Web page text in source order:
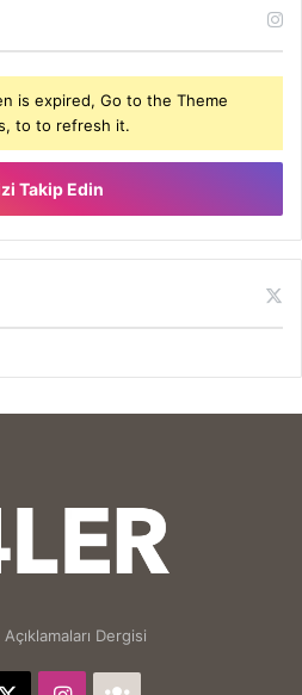
is expired, Go to the Theme
to to refresh it.
Takip Edin
Dergisi